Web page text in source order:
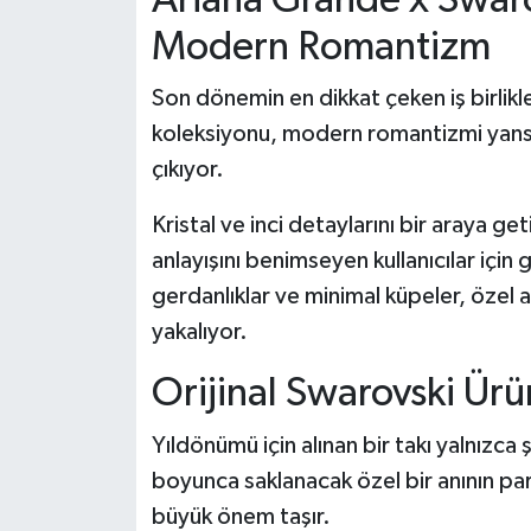
Modern Romantizm
Son dönemin en dikkat çeken iş
koleksiyonu, modern romantizmi
çıkıyor.
Kristal ve inci detaylarını bir araya
anlayışını benimseyen kullanıcılar
gerdanlıklar ve minimal küpeler, özel
yakalıyor.
Orijinal Swarovski
Yıldönümü için alınan bir takı
boyunca saklanacak özel bir anının
büyük önem taşır.